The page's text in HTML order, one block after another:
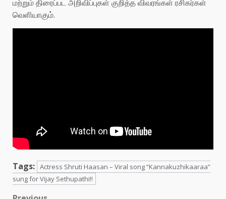
மற்றும் திரைப்பட அறிவிப்புகள் குறித்த விவரங்கள் ரசிகர்கள்
வெளியாகும்.
Tags: Actress Shruti Haasan – Viral song “Kannakuzhikaaraa”
sung for Vijay Sethupathi!!